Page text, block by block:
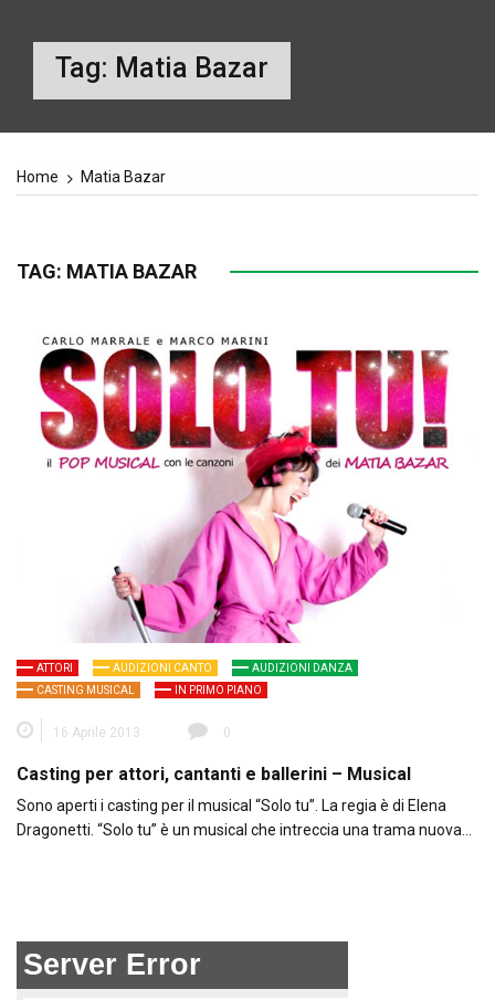
Tag: Matia Bazar
Home Matia Bazar
TAG: MATIA BAZAR
ATTORI AUDIZIONI CANTO
AUDIZIONI DANZA
CASTING MUSICAL
IN PRIMO PIANO
16 Aprile 2013 0
Casting per attori, cantanti e ballerini – Musical
Sono aperti i casting per il musical “Solo tu”. La regia è di Elena
Dragonetti. “Solo tu” è un musical che intreccia una trama nuova…